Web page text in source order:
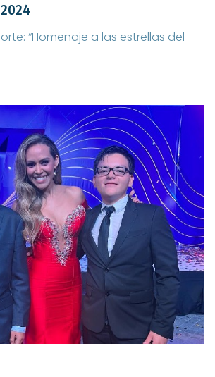
“Homenaje a las estrellas del